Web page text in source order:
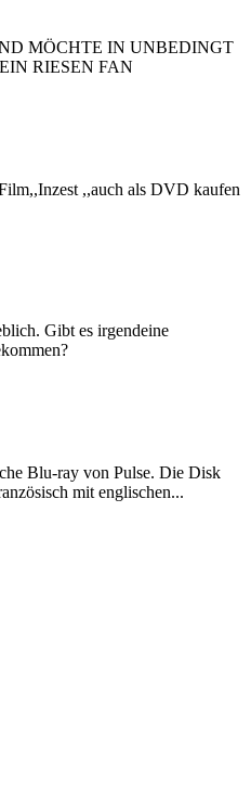
MÖCHTE IN UNBEDINGT
RIESEN FAN
,,auch als DVD kaufen
Gibt es irgendeine
Blu-ray von Pulse. Die Disk
mit englischen...